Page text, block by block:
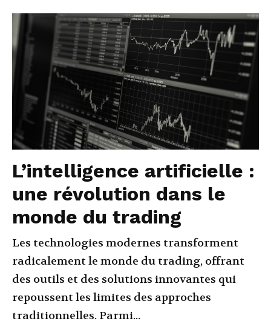
L’intelligence artificielle :
une révolution dans le
monde du trading
Les technologies modernes transforment
radicalement le monde du trading, offrant
des outils et des solutions innovantes qui
repoussent les limites des approches
traditionnelles. Parmi...